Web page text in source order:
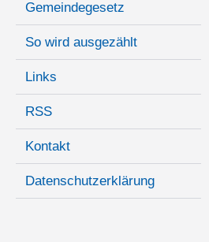
Gemeindegesetz
So wird ausgezählt
Links
RSS
Kontakt
Datenschutzerklärung